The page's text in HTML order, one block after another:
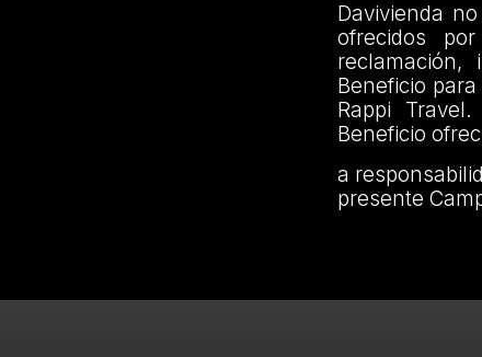
Davivienda
ofrecidos
reclamación,
Beneficio
Rappi
Beneficio
a
presente